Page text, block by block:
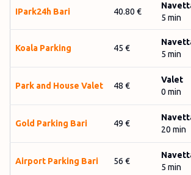
IPar­k24h Bari 40.80 €
5 min
Koala Parking 45 €
5 min
Park and House Valet 48 €
Valet
0 min
Gold Parking Bari 49 €
20 min
Air­port Par­king Bari 56 €
5 min